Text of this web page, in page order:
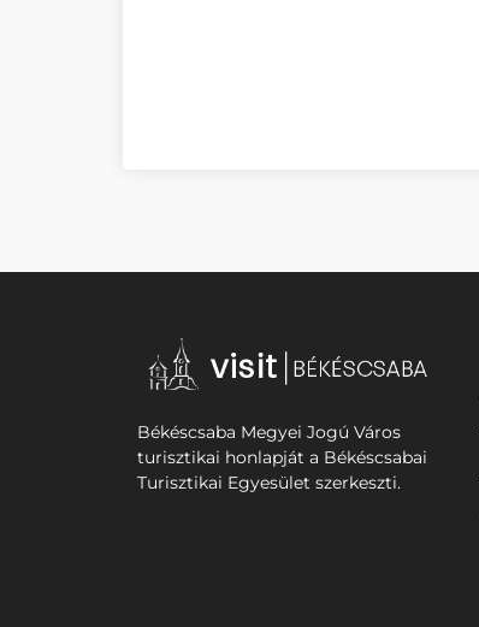
Békéscsaba Megyei Jogú Város
turisztikai honlapját a Békéscsabai
Turisztikai Egyesület szerkeszti.